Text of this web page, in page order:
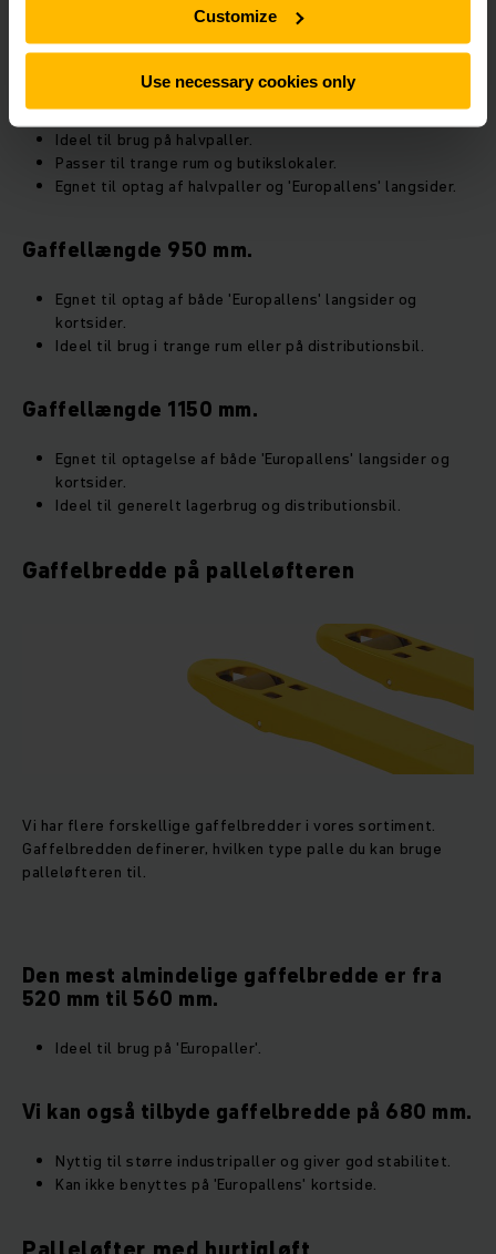
Customize
Use necessary cookies only
Gaffellængde 795 mm.
Ideel til brug på halvpaller.
Passer til trange rum og butikslokaler.
Egnet til optag af halvpaller og 'Europallens' langsider.
Gaffellængde 950 mm.
Egnet til optag af både 'Europallens' langsider og
kortsider.
Ideel til brug i trange rum eller på distributionsbil.
Gaffellængde 1150 mm.
Egnet til optagelse af både 'Europallens' langsider og
kortsider.
Ideel til generelt lagerbrug og distributionsbil.
Gaffelbredde på palleløfteren
Vi har flere forskellige gaffelbredder i vores sortiment.
Gaffelbredden definerer, hvilken type palle du kan bruge
palleløfteren til.
Den mest almindelige gaffelbredde er fra
520 mm til 560 mm.
Ideel til brug på 'Europaller'.
Vi kan også tilbyde gaffelbredde på 680 mm.
Nyttig til større industripaller og giver god stabilitet.
Kan ikke benyttes på 'Europallens' kortside.